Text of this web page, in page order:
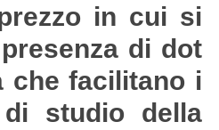
in cui si
di dot
che facilitano i
studio della